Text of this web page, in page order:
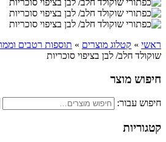
ראשי » קטלוג מוצרים » תוספות רטבים
שוקולד חלב/ לבן בציפוי סוכריות
חיפוש מוצר
חיפוש עבור:
קטגוריות